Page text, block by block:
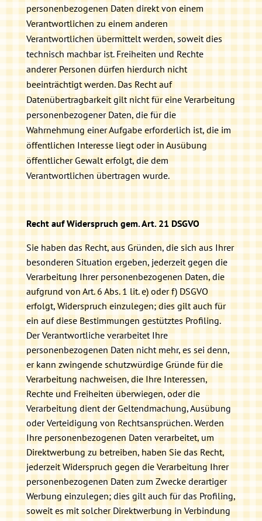
personenbezogenen Daten direkt von einem
Verantwortlichen zu einem anderen
Verantwortlichen übermittelt werden, soweit dies
technisch machbar ist. Freiheiten und Rechte
anderer Personen dürfen hierdurch nicht
beeinträchtigt werden. Das Recht auf
Datenübertragbarkeit gilt nicht für eine Verarbeitung
personenbezogener Daten, die für die
Wahrnehmung einer Aufgabe erforderlich ist, die im
öffentlichen Interesse liegt oder in Ausübung
öffentlicher Gewalt erfolgt, die dem
Verantwortlichen übertragen wurde.
Recht auf Widerspruch gem. Art. 21 DSGVO
Sie haben das Recht, aus Gründen, die sich aus Ihrer
besonderen Situation ergeben, jederzeit gegen die
Verarbeitung Ihrer personenbezogenen Daten, die
aufgrund von Art. 6 Abs. 1 lit. e) oder f) DSGVO
erfolgt, Widerspruch einzulegen; dies gilt auch für
ein auf diese Bestimmungen gestütztes Profiling.
Der Verantwortliche verarbeitet Ihre
personenbezogenen Daten nicht mehr, es sei denn,
er kann zwingende schutzwürdige Gründe für die
Verarbeitung nachweisen, die Ihre Interessen,
Rechte und Freiheiten überwiegen, oder die
Verarbeitung dient der Geltendmachung, Ausübung
oder Verteidigung von Rechtsansprüchen. Werden
Ihre personenbezogenen Daten verarbeitet, um
Direktwerbung zu betreiben, haben Sie das Recht,
jederzeit Widerspruch gegen die Verarbeitung Ihrer
personenbezogenen Daten zum Zwecke derartiger
Werbung einzulegen; dies gilt auch für das Profiling,
soweit es mit solcher Direktwerbung in Verbindung